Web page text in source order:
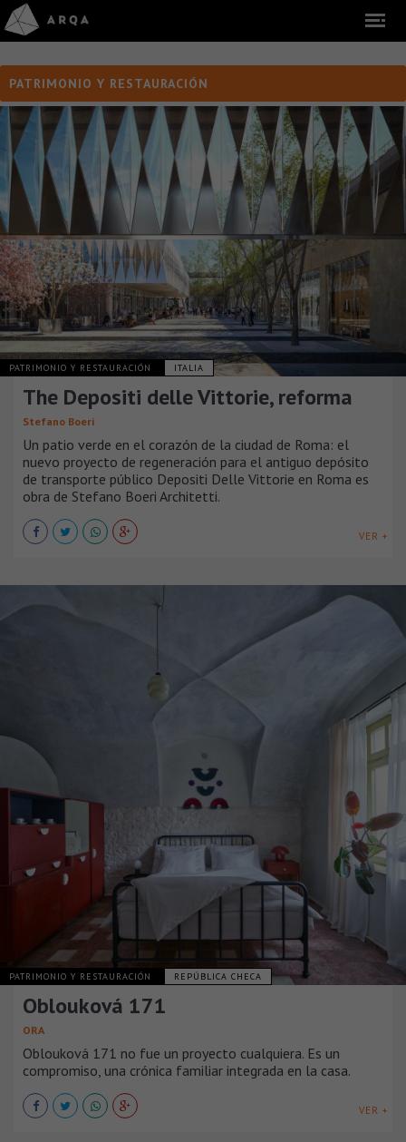
PATRIMONIO Y RESTAURACIÓN
PATRIMONIO Y RESTAURACIÓN ITALIA
The Depositi delle Vittorie, reforma
Stefano Boeri
Un patio verde en el corazón de la ciudad de Roma: el
nuevo proyecto de regeneración para el antiguo depósito
de transporte público Depositi Delle Vittorie en Roma es
obra de Stefano Boeri Architetti.
VER +
PATRIMONIO Y RESTAURACIÓN REPÚBLICA CHECA
Oblouková 171
ORA
Oblouková 171 no fue un proyecto cualquiera. Es un
compromiso, una crónica familiar integrada en la casa.
VER +